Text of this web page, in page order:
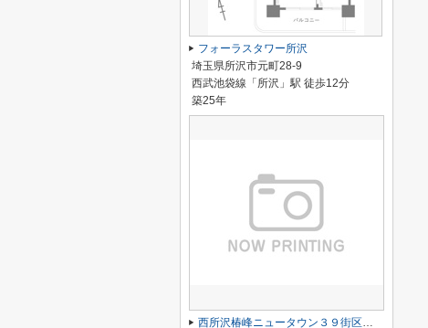
フォーラスタワー所沢
埼玉県所沢市元町28-9
西武池袋線「所沢」駅 徒歩12分
築25年
西所沢椿峰ニュータウン３９街区１号棟